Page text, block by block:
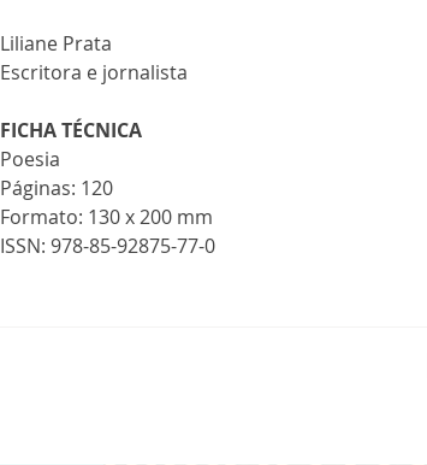
Liliane Prata
Escritora e jornalista
FICHA TÉCNICA
Poesia
Páginas: 120
Formato: 130 x 200 mm
ISSN: 978-85-92875-77-0